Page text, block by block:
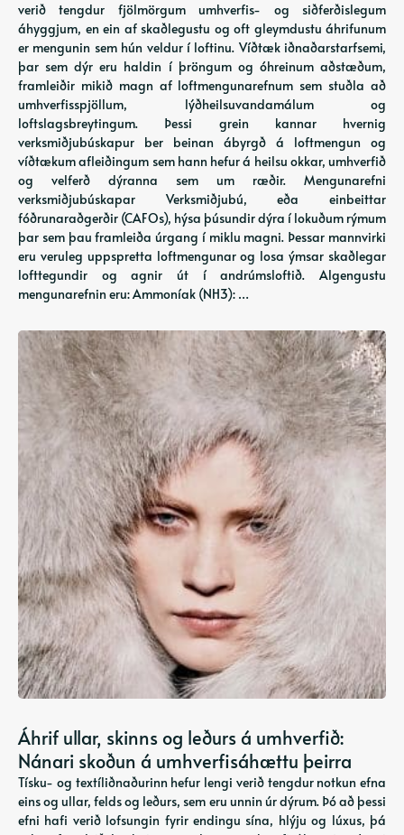
verið tengdur fjölmörgum umhverfis- og siðferðislegum
áhyggjum, en ein af skaðlegustu og oft gleymdustu áhrifunum
er mengunin sem hún veldur í loftinu. Víðtæk iðnaðarstarfsemi,
þar sem dýr eru haldin í þröngum og óhreinum aðstæðum,
framleiðir mikið magn af loftmengunarefnum sem stuðla að
umhverfisspjöllum, lýðheilsuvandamálum og
loftslagsbreytingum. Þessi grein kannar hvernig
verksmiðjubúskapur ber beinan ábyrgð á loftmengun og
víðtækum afleiðingum sem hann hefur á heilsu okkar, umhverfið
og velferð dýranna sem um ræðir. Mengunarefni
verksmiðjubúskapar Verksmiðjubú, eða einbeittar
fóðrunaraðgerðir (CAFOs), hýsa þúsundir dýra í lokuðum rýmum
þar sem þau framleiða úrgang í miklu magni. Þessar mannvirki
eru veruleg uppspretta loftmengunar og losa ýmsar skaðlegar
lofttegundir og agnir út í andrúmsloftið. Algengustu
mengunarefnin eru: Ammoníak (NH3): …
Áhrif ullar, skinns og leðurs á umhverfið:
Nánari skoðun á umhverfisáhættu þeirra
Tísku- og textíliðnaðurinn hefur lengi verið tengdur notkun efna
eins og ullar, felds og leðurs, sem eru unnin úr dýrum. Þó að þessi
efni hafi verið lofsungin fyrir endingu sína, hlýju og lúxus, þá